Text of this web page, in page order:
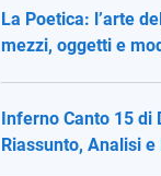
La Poetica: l’arte
mezzi, oggetti e
Inferno Canto 15 di
Riassunto, Analisi